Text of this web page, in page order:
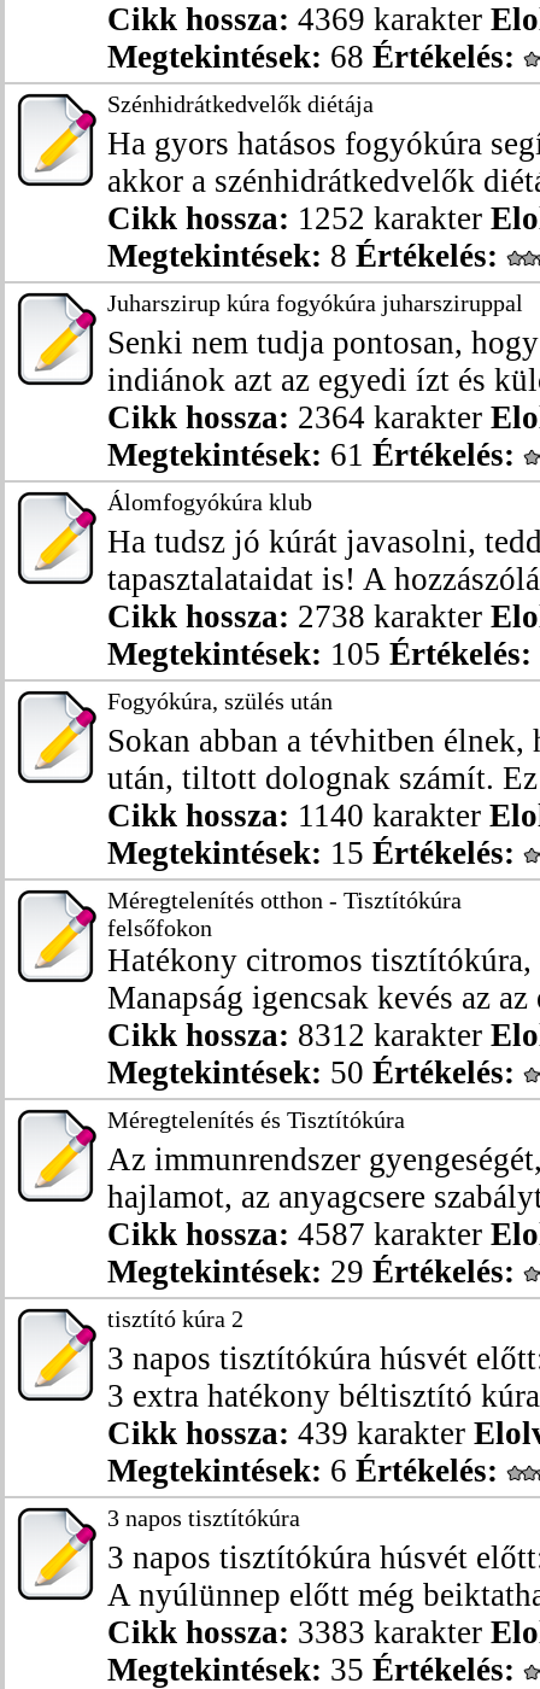
Cikk hossza: 4369 karakter
Megtekintések: 68 Értékelés:
Szénhidrátkedvelők diétája
Ha gyors hatásos fogyókúra
akkor a szénhidrátkedvelők
Cikk hossza: 1252 karakter
Megtekintések: 8 Értékelés:
Juharszirup kúra fogyókúra juharsziruppal
Senki nem tudja pontosan,
indiánok azt az egyedi ízt és
Cikk hossza: 2364 karakter
Megtekintések: 61 Értékelés:
Álomfogyókúra klub
Ha tudsz jó kúrát javasolni,
tapasztalataidat is! A
Cikk hossza: 2738 karakter
Megtekintések: 105 Értékelés:
Fogyókúra, szülés után
Sokan abban a tévhitben
után, tiltott dolognak számít.
Cikk hossza: 1140 karakter
Megtekintések: 15 Értékelés:
Méregtelenítés otthon - Tisztítókúra
felsőfokon
Hatékony citromos
Manapság igencsak kevés az
Cikk hossza: 8312 karakter
Megtekintések: 50 Értékelés:
Méregtelenítés és Tisztítókúra
Az immunrendszer
hajlamot, az anyagcsere
Cikk hossza: 4587 karakter
Megtekintések: 29 Értékelés:
tisztító kúra 2
3 napos tisztítókúra húsvét
3 extra hatékony béltisztító
Cikk hossza: 439 karakter
Megtekintések: 6 Értékelés:
3 napos tisztítókúra
3 napos tisztítókúra húsvét
A nyúlünnep előtt még
Cikk hossza: 3383 karakter
Megtekintések: 35 Értékelés: